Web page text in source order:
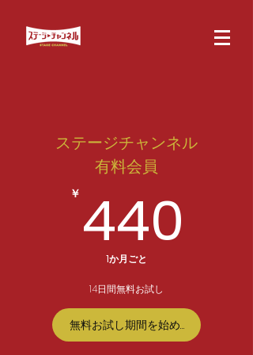
ステージチャンネル
有料会員
￥ 440
1か月ごと
14日間無料お試し
無料お試し期間を始めよう